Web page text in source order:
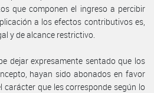
que componen el ingreso a percibir
a los efectos contributivos es,
y de alcance restrictivo.
dejar expresamente sentado que los
hayan sido abonados en favor
carácter que les corresponde según lo